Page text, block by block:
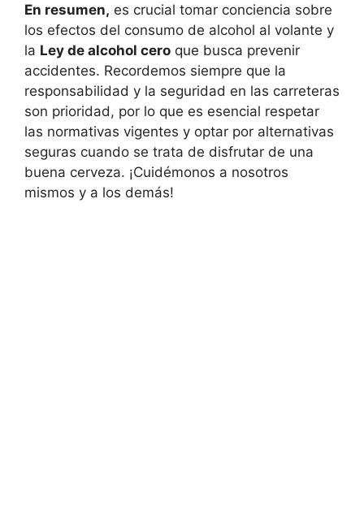
En resumen, es crucial tomar conciencia sobre
los efectos del consumo de alcohol al volante y
la Ley de alcohol cero que busca prevenir
accidentes. Recordemos siempre que la
responsabilidad y la seguridad en las carreteras
son prioridad, por lo que es esencial respetar
las normativas vigentes y optar por alternativas
seguras cuando se trata de disfrutar de una
buena cerveza. ¡Cuidémonos a nosotros
mismos y a los demás!